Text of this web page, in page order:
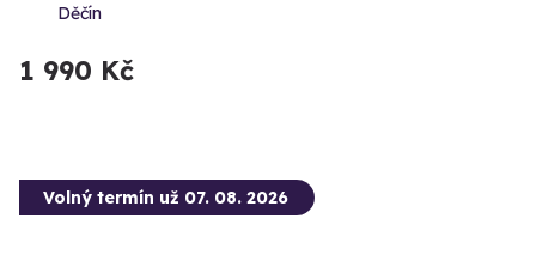
Děčín
1 990 Kč
Volný termín už 07. 08. 2026